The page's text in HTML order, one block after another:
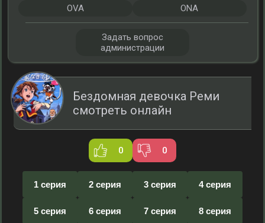
Бездомная девочка Реми
смотреть онлайн
0 0
1 серия 2 серия 3 серия 4 серия
5 серия 6 серия 7 серия 8 серия
OVA
ONA
Задать вопрос
администрации